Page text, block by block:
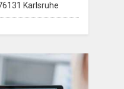
Karlsruhe